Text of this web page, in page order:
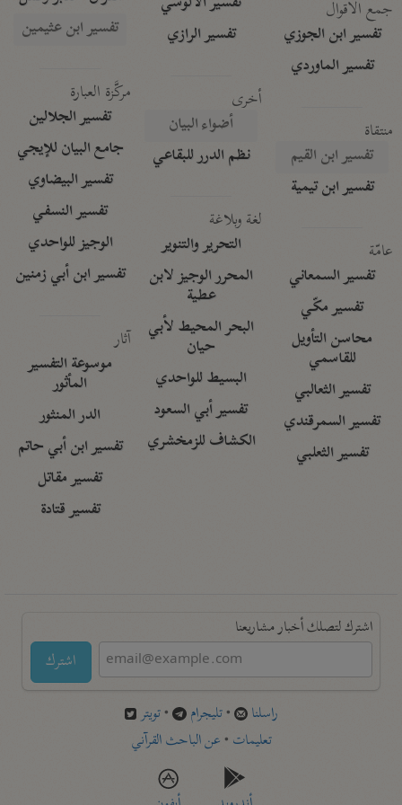
جمع الأقوال
تفسير ابن الجوزي
تفسير الماوردي
منتقاة
تفسير ابن القيم
تفسير ابن تيمية
عامّة
تفسير السمعاني
تفسير مكّي
محاسن التأويل
للقاسمي
تفسير الثعالبي
تفسير السمرقندي
تفسير الثعلبي
تفسير الرازي
أخرى
أضواء البيان
نظم الدرر للبقاعي
لغة وبلاغة
التحرير والتنوير
المحرر الوجيز لابن
عطية
البحر المحيط لأبي
حيان
البسيط للواحدي
تفسير أبي السعود
الكشاف للزمخشري
تفسير ابن عثيمين
مركَّزة العبارة
تفسير الجلالين
جامع البيان للإيجي
تفسير البيضاوي
تفسير النسفي
الوجيز للواحدي
تفسير ابن أبي زمنين
آثار
موسوعة التفسير
المأثور
الدر المنثور
تفسير ابن أبي حاتم
تفسير مقاتل
تفسير قتادة
اشترك لتصلك أخبار مشاريعنا
اشترك
راسلنا •تليجرام •تويتر
تعليمات •عن الباحث القرآني